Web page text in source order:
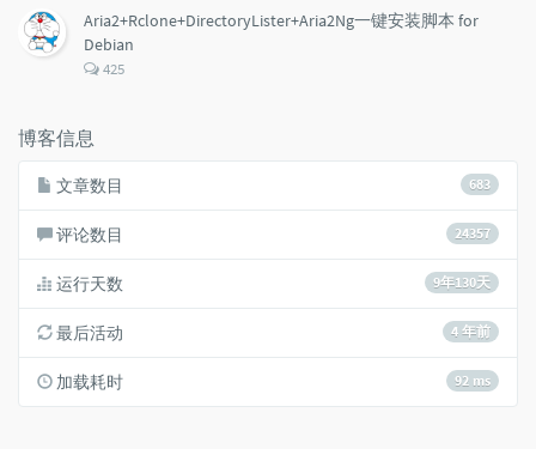
数：
Aria2+Rclone+DirectoryLister+Aria2Ng一键安装脚本 for
Debian
评
425
博客信息
683
文章数目
24357
评论数目
9年130天
运行天数
4 年前
最后活动
92 ms
加载耗时